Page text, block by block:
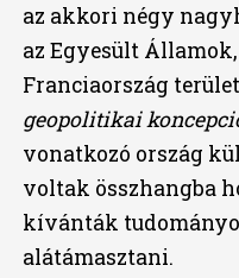
az akkori négy
az Egyesült
Franciaország
geopolitikai
vonatkozó ország
voltak összhangba
kívánták
alátámasztani.